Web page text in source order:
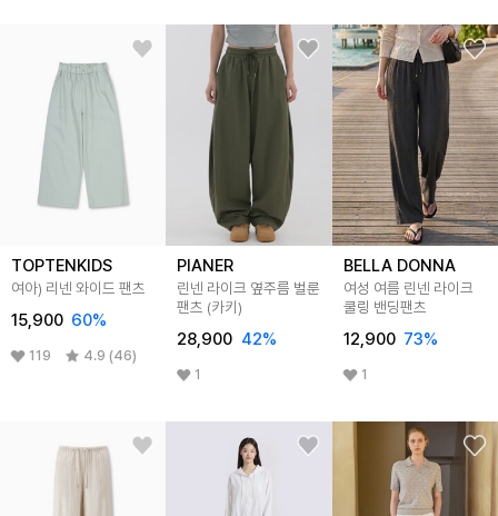
TOPTENKIDS
여아) 리넨 와이드 팬츠
15,900 60%
119 4.9 (46)
PIANER
린넨 라이크 옆주름 벌룬
팬츠 (카키)
28,900 42%
1
BELLA DONNA
여성 여름 린넨 라이크
쿨링 밴딩팬츠
12,900 73%
1